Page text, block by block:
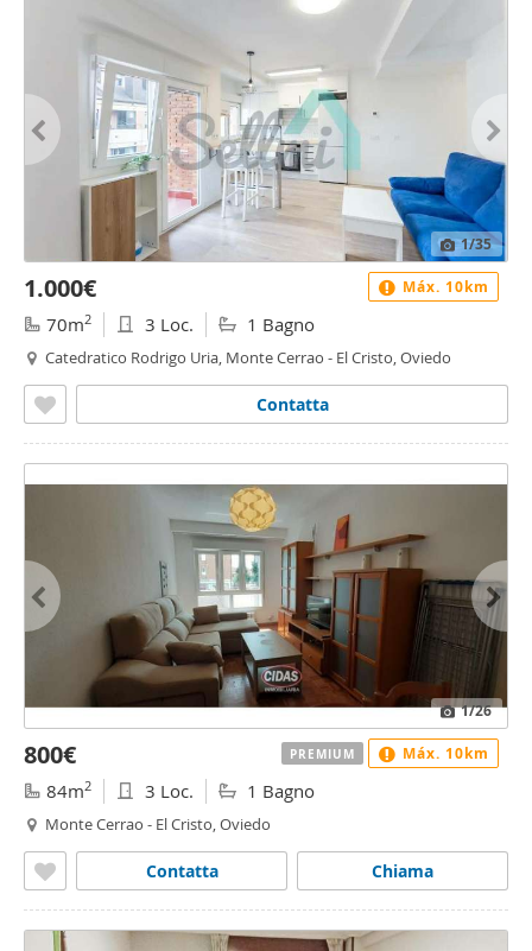
1/35
1.000€
70m2 3 Loc. 1 Bagno
Catedratico Rodrigo Uria, Monte Cerrao - El Cristo, Oviedo
Contatta
Máx. 10km
1/26
800€
84m2 3 Loc. 1 Bagno
Monte Cerrao - El Cristo, Oviedo
Chiama
Contatta
PREMIUM Máx. 10km